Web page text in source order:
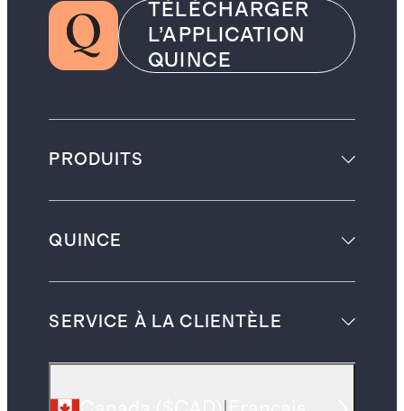
TÉLÉCHARGER
L’APPLICATION
QUINCE
PRODUITS
QUINCE
SERVICE À LA CLIENTÈLE